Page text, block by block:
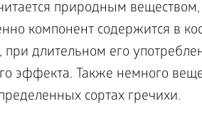
природным
компонент содержится в
при длительном его
эффекта. Также немного
сортах гречихи.